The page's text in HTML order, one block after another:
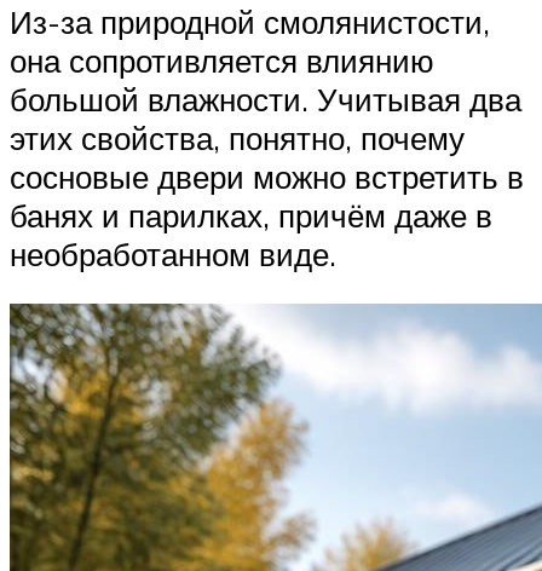
Из-за природной смолянистости,
она сопротивляется влиянию
большой влажности. Учитывая два
этих свойства, понятно, почему
сосновые двери можно встретить в
банях и парилках, причём даже в
необработанном виде.